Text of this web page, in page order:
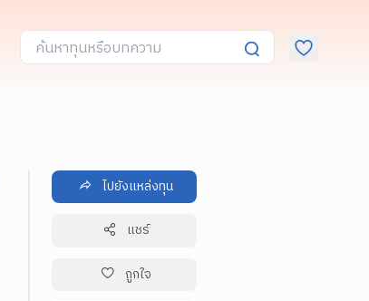
ไปยังแหล่งทุน
แชร์
ถูกใจ